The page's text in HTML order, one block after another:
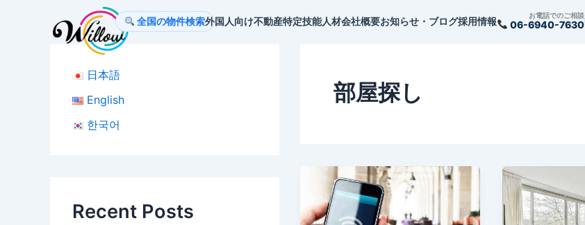
全国の物件検索外国人向け不動産特定技能人材会社概要お知らせ・ブログ採用情報
お電話でのご相談
06-6940-7630
日本語
English
한국어
Recent Posts
部屋探し
稿